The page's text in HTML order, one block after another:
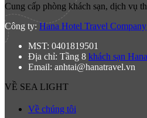
Cung cấp phòng khách sạn, dịch vụ
Công ty: Hana Hotel Travel Company
MST: 0401819501
Địa chỉ: Tầng 8 khách sạn
Email: anhtai@hanatravel.vn
VỀ SEA LIGHT
Về chúng tôi